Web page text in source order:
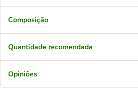
Composição
Quantidade recomendada
Opiniões